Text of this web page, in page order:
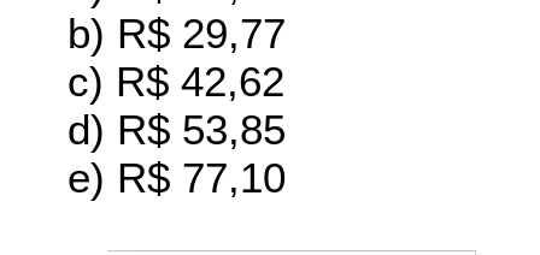
b) R$ 29,77
c) R$ 42,62
d) R$ 53,85
e) R$ 77,10